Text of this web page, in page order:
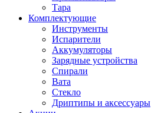
Тара
Комплектующие
Инструменты
Испарители
Аккумуляторы
Зарядные устройства
Спирали
Вата
Стекло
Дриптипы и аксессуары